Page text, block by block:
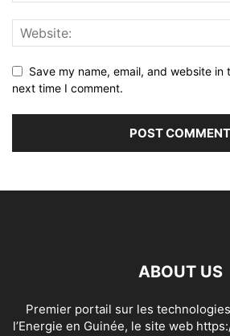
Save my name, email, and website in
next time I comment.
ABOUT US
Premier portail sur les
l’Energie en Guinée, le site web